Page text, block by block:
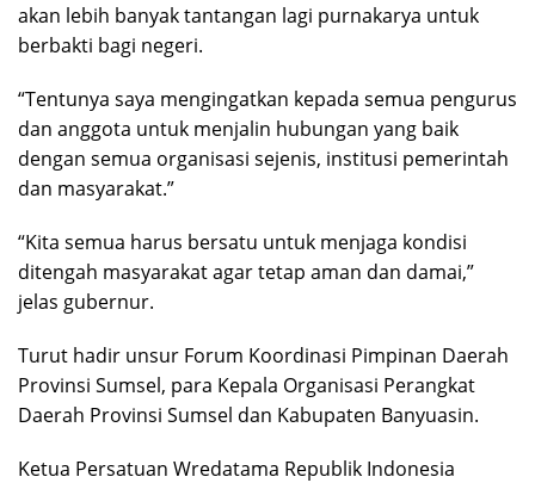
akan lebih banyak tantangan lagi purnakarya untuk
berbakti bagi negeri.
“Tentunya saya mengingatkan kepada semua pengurus
dan anggota untuk menjalin hubungan yang baik
dengan semua organisasi sejenis, institusi pemerintah
dan masyarakat.”
“Kita semua harus bersatu untuk menjaga kondisi
ditengah masyarakat agar tetap aman dan damai,”
jelas gubernur.
Turut hadir unsur Forum Koordinasi Pimpinan Daerah
Provinsi Sumsel, para Kepala Organisasi Perangkat
Daerah Provinsi Sumsel dan Kabupaten Banyuasin.
Ketua Persatuan Wredatama Republik Indonesia